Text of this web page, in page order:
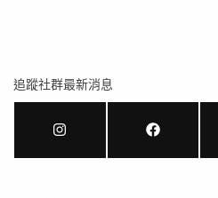
追蹤社群最新消息